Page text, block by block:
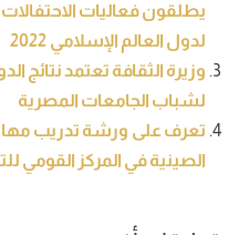
يطلقون فعاليات
لدول العالم الإسلامي 2022
وزيرة الثقافة تعتمد نتائج
لشباب الجامعات المصرية
تعرف على ورشة تدريب
الصينية في المركز القومي